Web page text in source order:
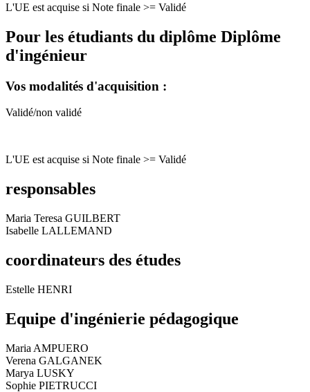
L'UE est acquise si Note finale >= Validé
Pour les étudiants du diplôme Diplôme
d'ingénieur
Vos modalités d'acquisition :
Validé/non validé
L'UE est acquise si Note finale >= Validé
responsables
Maria Teresa GUILBERT
Isabelle LALLEMAND
coordinateurs des études
Estelle HENRI
Equipe d'ingénierie pédagogique
Maria AMPUERO
Verena GALGANEK
Marya LUSKY
Sophie PIETRUCCI